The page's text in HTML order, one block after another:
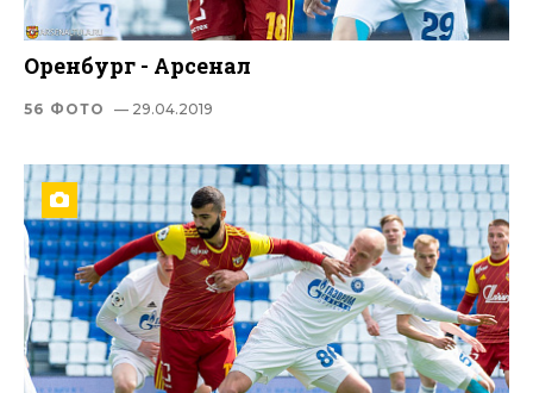
Оренбург - Арсенал
56 ФОТО — 29.04.2019